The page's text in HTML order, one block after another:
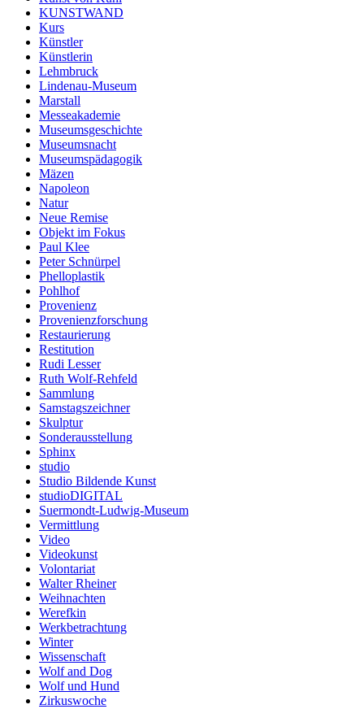
KUNSTWAND
Kurs
Künstler
Künstlerin
Lehmbruck
Lindenau-Museum
Marstall
Messeakademie
Museumsgeschichte
Museumsnacht
Museumspädagogik
Mäzen
Napoleon
Natur
Neue Remise
Objekt im Fokus
Paul Klee
Peter Schnürpel
Phelloplastik
Pohlhof
Provenienz
Provenienzforschung
Restaurierung
Restitution
Rudi Lesser
Ruth Wolf-Rehfeld
Sammlung
Samstagszeichner
Skulptur
Sonderausstellung
Sphinx
studio
Studio Bildende Kunst
studioDIGITAL
Suermondt-Ludwig-Museum
Vermittlung
Video
Videokunst
Volontariat
Walter Rheiner
Weihnachten
Werefkin
Werkbetrachtung
Winter
Wissenschaft
Wolf and Dog
Wolf und Hund
Zirkuswoche